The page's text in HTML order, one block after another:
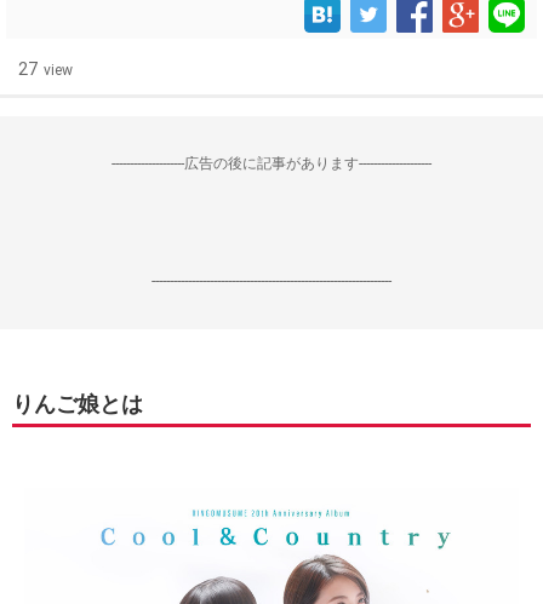
27 view
--------------------広告の後に記事があります--------------------
------------------------------------------------------------------
りんご娘とは